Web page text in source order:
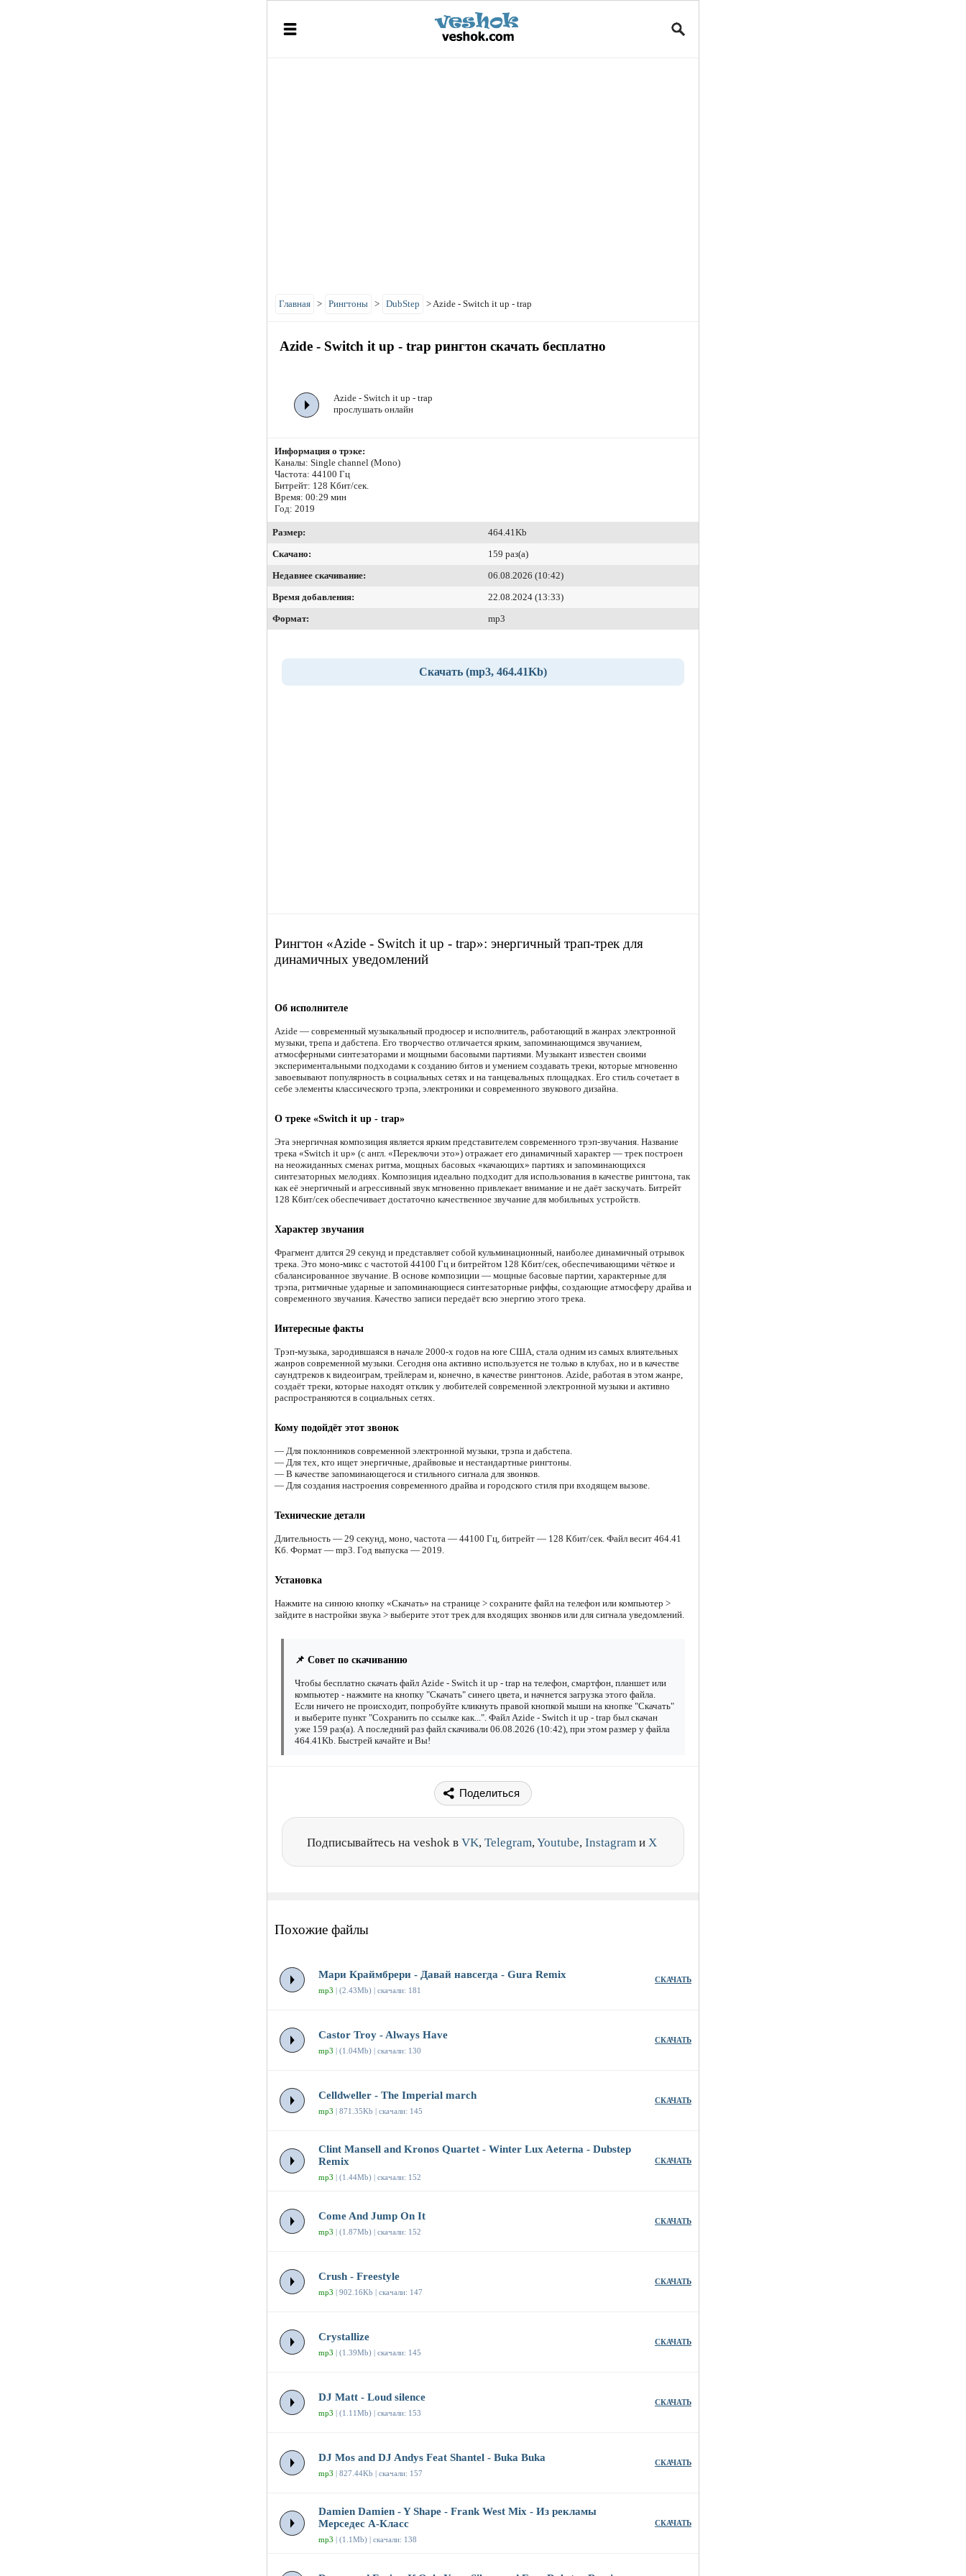
Главная > Рингтоны > DubStep >Azide - Switch it up - trap
Azide - Switch it up - trap рингтон скачать бесплатно
Azide - Switch it up - trap
прослушать онлайн
Информация о трэке:
Каналы: Single channel (Mono)
Частота: 44100 Гц
Битрейт: 128 Кбит/сек.
Время: 00:29 мин
Год: 2019
Размер:
464.41Kb
Скачано:
159 раз(а)
Недавнее скачивание:
06.08.2026 (10:42)
Время добавления:
22.08.2024 (13:33)
Формат:
mp3
Скачать (mp3, 464.41Kb)
Рингтон «Azide - Switch it up - trap»: энергичный трап-трек для
динамичных уведомлений
Об исполнителе
Azide — современный музыкальный продюсер и исполнитель, работающий в жанрах электронной
музыки, трепа и дабстепа. Его творчество отличается ярким, запоминающимся звучанием,
атмосферными синтезаторами и мощными басовыми партиями. Музыкант известен своими
экспериментальными подходами к созданию битов и умением создавать треки, которые мгновенно
завоевывают популярность в социальных сетях и на танцевальных площадках. Его стиль сочетает в
себе элементы классического трэпа, электроники и современного звукового дизайна.
О треке «Switch it up - trap»
Эта энергичная композиция является ярким представителем современного трэп-звучания. Название
трека «Switch it up» (с англ. «Переключи это») отражает его динамичный характер — трек построен
на неожиданных сменах ритма, мощных басовых «качающих» партиях и запоминающихся
синтезаторных мелодиях. Композиция идеально подходит для использования в качестве рингтона, так
как её энергичный и агрессивный звук мгновенно привлекает внимание и не даёт заскучать. Битрейт
128 Кбит/сек обеспечивает достаточно качественное звучание для мобильных устройств.
Характер звучания
Фрагмент длится 29 секунд и представляет собой кульминационный, наиболее динамичный отрывок
трека. Это моно-микс с частотой 44100 Гц и битрейтом 128 Кбит/сек, обеспечивающими чёткое и
сбалансированное звучание. В основе композиции — мощные басовые партии, характерные для
трэпа, ритмичные ударные и запоминающиеся синтезаторные риффы, создающие атмосферу драйва и
современного звучания. Качество записи передаёт всю энергию этого трека.
Интересные факты
Трэп-музыка, зародившаяся в начале 2000-х годов на юге США, стала одним из самых влиятельных
жанров современной музыки. Сегодня она активно используется не только в клубах, но и в качестве
саундтреков к видеоиграм, трейлерам и, конечно, в качестве рингтонов. Azide, работая в этом жанре,
создаёт треки, которые находят отклик у любителей современной электронной музыки и активно
распространяются в социальных сетях.
Кому подойдёт этот звонок
— Для поклонников современной электронной музыки, трэпа и дабстепа.
— Для тех, кто ищет энергичные, драйвовые и нестандартные рингтоны.
— В качестве запоминающегося и стильного сигнала для звонков.
— Для создания настроения современного драйва и городского стиля при входящем вызове.
Технические детали
Длительность — 29 секунд, моно, частота — 44100 Гц, битрейт — 128 Кбит/сек. Файл весит 464.41
Кб. Формат — mp3. Год выпуска — 2019.
Установка
Нажмите на синюю кнопку «Скачать» на странице > сохраните файл на телефон или компьютер >
зайдите в настройки звука > выберите этот трек для входящих звонков или для сигнала уведомлений.
📌 Совет по скачиванию
Чтобы бесплатно скачать файл Azide - Switch it up - trap на телефон, смартфон, планшет или
компьютер - нажмите на кнопку "Скачать" синего цвета, и начнется загрузка этого файла.
Если ничего не происходит, попробуйте кликнуть правой кнопкой мыши на кнопке "Скачать"
и выберите пункт "Сохранить по ссылке как...". Файл Azide - Switch it up - trap был скачан
уже 159 раз(а). А последний раз файл скачивали 06.08.2026 (10:42), при этом размер у файла
464.41Kb. Быстрей качайте и Вы!
Поделиться
Подписывайтесь на veshok в VK, Telegram,Youtube, Instagram и X
Похожие файлы
Мари Краймбрери - Давай навсегда - Gura Remix
mp3 | (2.43Mb) | скачали: 181
СКАЧАТЬ
Castor Troy - Always Have
mp3 | (1.04Mb) | скачали: 130
СКАЧАТЬ
Celldweller - The Imperial march
mp3 | 871.35Kb | скачали: 145
СКАЧАТЬ
Clint Mansell and Kronos Quartet - Winter Lux Aeterna - Dubstep
Remix
mp3 | (1.44Mb) | скачали: 152
СКАЧАТЬ
Come And Jump On It
mp3 | (1.87Mb) | скачали: 152
СКАЧАТЬ
Crush - Freestyle
mp3 | 902.16Kb | скачали: 147
СКАЧАТЬ
Crystallize
mp3 | (1.39Mb) | скачали: 145
СКАЧАТЬ
DJ Matt - Loud silence
mp3 | (1.11Mb) | скачали: 153
СКАЧАТЬ
DJ Mos and DJ Andys Feat Shantel - Buka Buka
mp3 | 827.44Kb | скачали: 157
СКАЧАТЬ
Damien Damien - Y Shape - Frank West Mix - Из рекламы
Мерседес А-Класс
mp3 | (1.1Mb) | скачали: 138
СКАЧАТЬ